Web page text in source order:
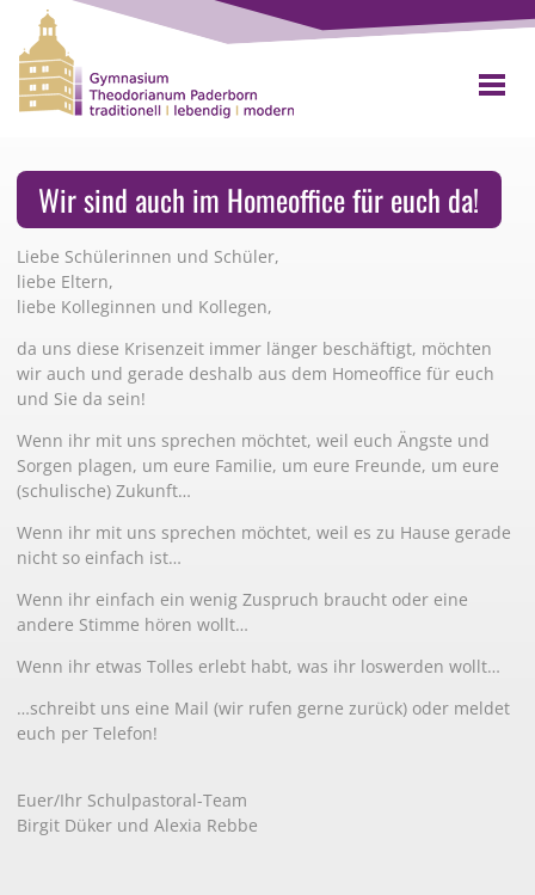
Wir sind auch im Homeoffice für euch da!
Liebe Schülerinnen und Schüler,
liebe Eltern,
liebe Kolleginnen und Kollegen,
da uns diese Krisenzeit immer länger beschäftigt, möchten
wir auch und gerade deshalb aus dem Homeoffice für euch
und Sie da sein!
Wenn ihr mit uns sprechen möchtet, weil euch Ängste und
Sorgen plagen, um eure Familie, um eure Freunde, um eure
(schulische) Zukunft…
Wenn ihr mit uns sprechen möchtet, weil es zu Hause gerade
nicht so einfach ist…
Wenn ihr einfach ein wenig Zuspruch braucht oder eine
andere Stimme hören wollt…
Wenn ihr etwas Tolles erlebt habt, was ihr loswerden wollt…
…schreibt uns eine Mail (wir rufen gerne zurück) oder meldet
euch per Telefon!
Euer/Ihr Schulpastoral-Team
Birgit Düker und Alexia Rebbe